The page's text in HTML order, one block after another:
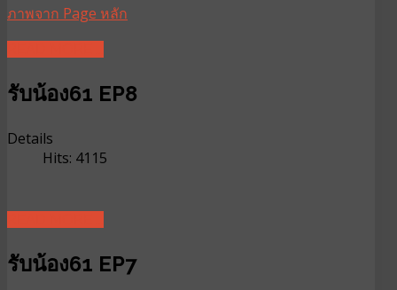
ภาพจาก Page หลัก
รับน้อง61 EP8
Details
Hits: 4115
รับน้อง61 EP7